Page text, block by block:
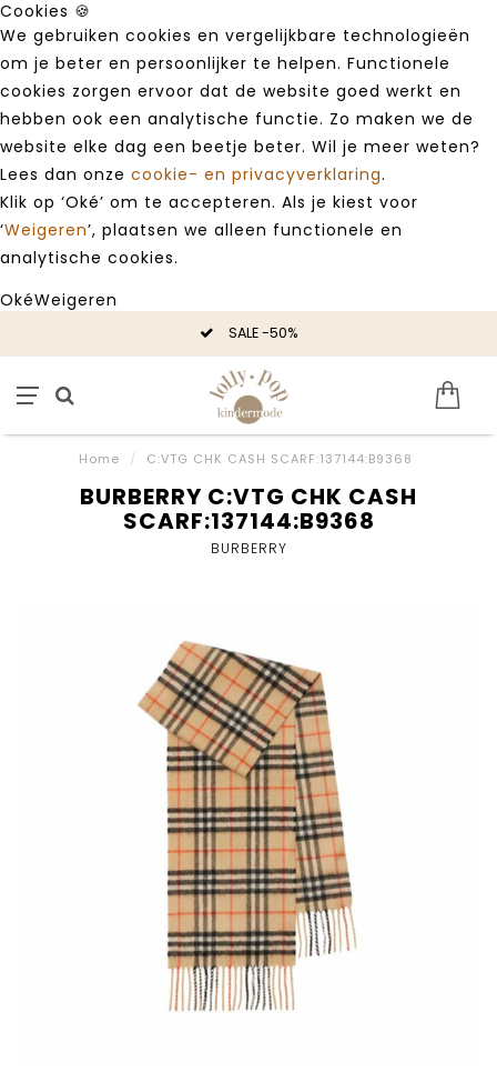
Cookies 🍪
We gebruiken cookies en vergelijkbare technologieën
om je beter en persoonlijker te helpen. Functionele
cookies zorgen ervoor dat de website goed werkt en
hebben ook een analytische functie. Zo maken we de
website elke dag een beetje beter. Wil je meer weten?
Lees dan onze cookie- en privacyverklaring.
Klik op ‘Oké’ om te accepteren. Als je kiest voor
‘Weigeren’, plaatsen we alleen functionele en
analytische cookies.
OkéWeigeren
SALE -50%
Home / C:VTG CHK CASH SCARF:137144:B9368
BURBERRY C:VTG CHK CASH
SCARF:137144:B9368
BURBERRY